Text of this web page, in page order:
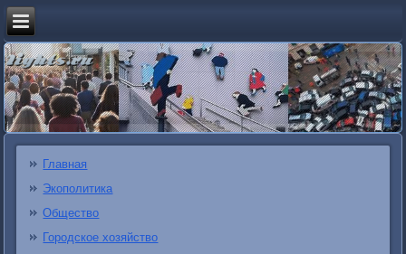
Главная
Экополитика
Общество
Городское хозяйство